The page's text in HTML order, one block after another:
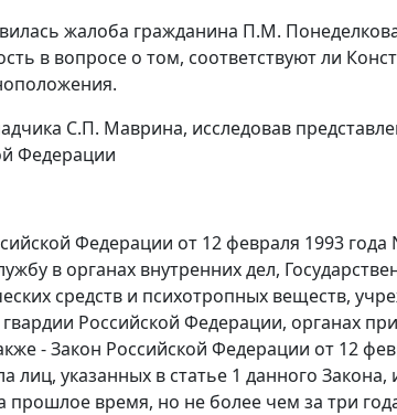
жалоба гражданина П.М.
в вопросе о том, соответствуют ли
С.П. Маврина, исследовав
Федерации
Федерации от 12 февраля 1993
в органах внутренних дел,
средств и психотропных веществ,
Российской Федерации, органах
- Закон Российской Федерации от 12
лиц, указанных в статье 1 данного
прошлое время, но не более чем за три